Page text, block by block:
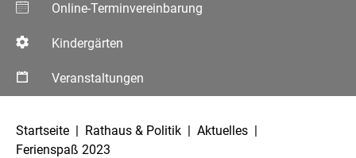
Online-Terminvereinbarung
Kindergärten
Veranstaltungen
Startseite
Rathaus & Politik
Aktuelles
Ferienspaß 2023